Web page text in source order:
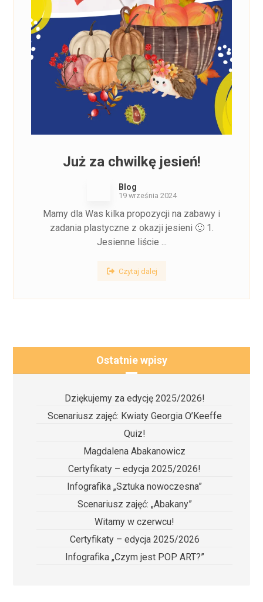
Już za chwilkę jesień!
Blog
19 września 2024
Mamy dla Was kilka propozycji na zabawy i
zadania plastyczne z okazji jesieni 🙂 1.
Jesienne liście ...
Czytaj dalej
Ostatnie wpisy
Dziękujemy za edycję 2025/2026!
Scenariusz zajęć: Kwiaty Georgia O’Keeffe
Quiz!
Magdalena Abakanowicz
Certyfikaty – edycja 2025/2026!
Infografika „Sztuka nowoczesna”
Scenariusz zajęć: „Abakany”
Witamy w czerwcu!
Certyfikaty – edycja 2025/2026
Infografika „Czym jest POP ART?”